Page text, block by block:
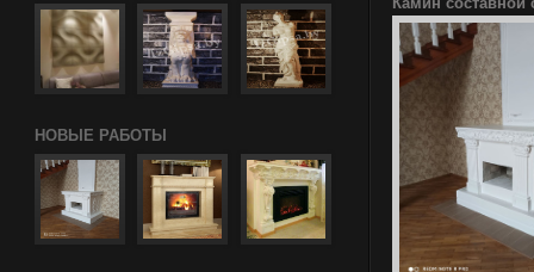
НОВЫЕ РАБОТЫ